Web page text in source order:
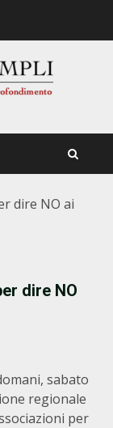
dire NO ai
dire NO
sabato
regionale
per